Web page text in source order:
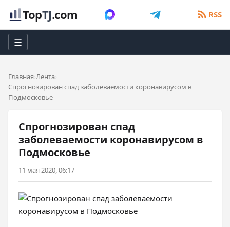
TopTJ.com RSS
☰
Главная Лента
Спрогнозирован спад заболеваемости коронавирусом в
Подмосковье
Спрогнозирован спад
заболеваемости коронавирусом в
Подмосковье
11 мая 2020, 06:17